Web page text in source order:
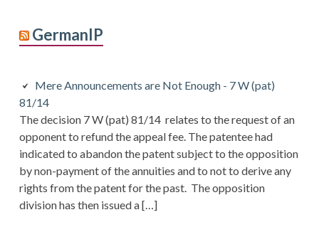
GermanIP
Mere Announcements are Not Enough - 7 W (pat)
81/14
The decision 7 W (pat) 81/14 relates to the request of an
opponent to refund the appeal fee. The patentee had
indicated to abandon the patent subject to the opposition
by non-payment of the annuities and to not to derive any
rights from the patent for the past. The opposition
division has then issued a […]